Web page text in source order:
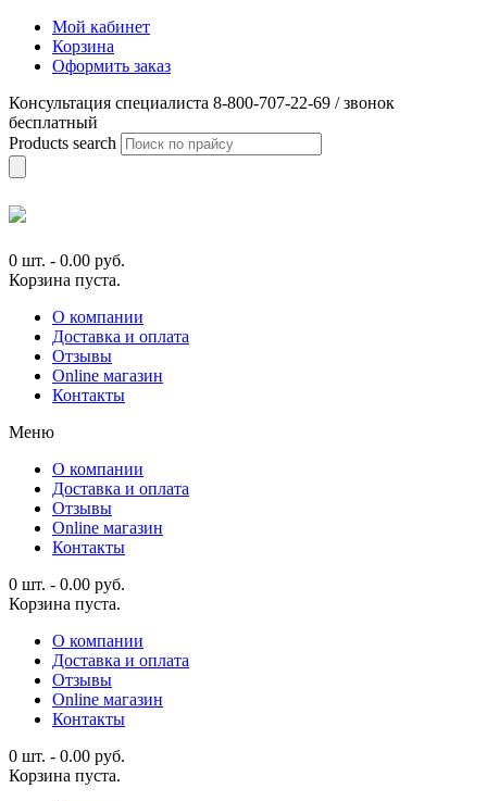
Мой кабинет
Корзина
Оформить заказ
Консультация специалиста 8-800-707-22-69 / звонок
бесплатный
Products search
0 шт. - 0.00 руб.
Корзина пуста.
О компании
Доставка и оплата
Отзывы
Online магазин
Контакты
Меню
О компании
Доставка и оплата
Отзывы
Online магазин
Контакты
0 шт. - 0.00 руб.
Корзина пуста.
О компании
Доставка и оплата
Отзывы
Online магазин
Контакты
0 шт. - 0.00 руб.
Корзина пуста.